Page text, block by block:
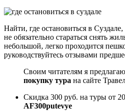
Найти, где остановиться в
не обязательно стараться снять
небольшой, легко проходится
руководствуйтесь отзывами
Своим читателям я предлагаю
покупку тура на сайте
Скидка 300 руб. на туры от
AF300putevye